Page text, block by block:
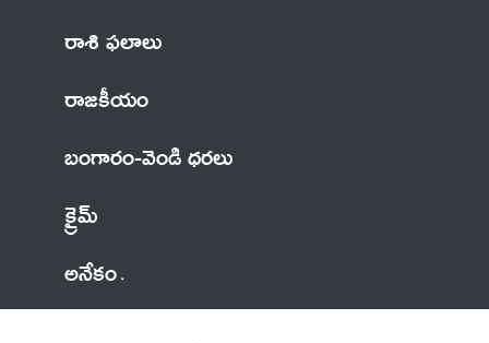
రాశి ఫలాలు
రాజకీయం
బంగారం-వెండి ధరలు
క్రైమ్
అనేకం